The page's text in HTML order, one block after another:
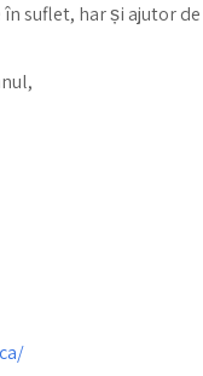
suflet, har și ajutor